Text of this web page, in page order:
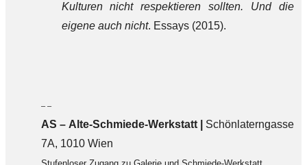
Kulturen nicht respektieren sollten. Und die
eigene auch nicht. Essays (2015).
– –
AS – Alte-Schmiede-Werkstatt | Schönlaterngasse
7A, 1010 Wien